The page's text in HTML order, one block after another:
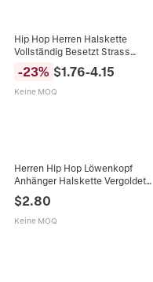
Hip Hop Herren Halskette
Vollständig Besetzt Strass
Gebrochenes Herz Anhänger Mit
Rotem Blitz Zinklegierung
Panzerkette Schmuck
-23% $1.76-4.15
Keine MOQ
Herren Hip Hop Löwenkopf
Anhänger Halskette Vergoldet
Kette Street Style Performance
Herren Schmuck
$2.80
Keine MOQ